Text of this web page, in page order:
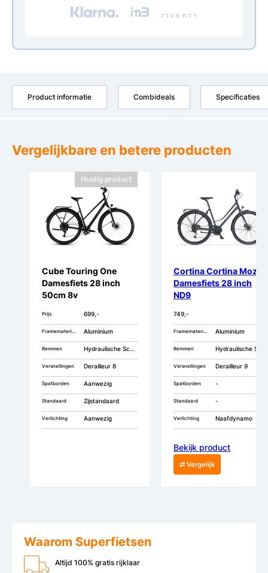
Product informatie Combideals Specificaties
Vergelijkbare en betere producten
Huidig product
Cube Touring One
Damesfiets 28 inch
50cm 8v
Prijs 699,-
Aluminium
Remmen Hydraulische Schijfremmen
Versnellingen Derailleur 8
Spatborden Aanwezig
Standaard Zijstandaard
Verlichting Aanwezig
Cortina Cortina Mozzo
Damesfiets 28 inch
ND9
749,-
Aluminium
Remmen Hydraulische Schijfremmen
Versnellingen Derailleur 9
Spatborden -
Standaard -
Verlichting Naafdynamo
Bekijk product
⇄ Vergelijk
Waarom Superfietsen
Altijd 100% gratis rijklaar